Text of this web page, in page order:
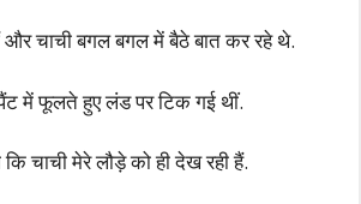
चाची बगल बगल में बैठे बात कर रहे थे.
पैंट में फूलते हुए लंड पर टिक गई थीं.
चाची मेरे लौड़े को ही देख रही हैं.